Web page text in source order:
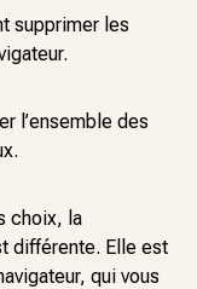
supprimer les
l’ensemble des
choix, la
différente. Elle est
qui vous